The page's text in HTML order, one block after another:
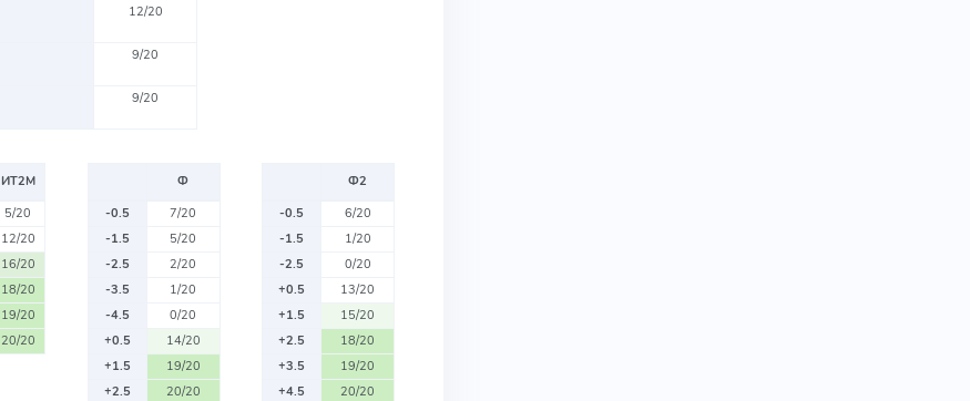
12/20
9/20
9/20
ИТ2М
5/20
12/20
16/20
18/20
19/20
20/20
Ф
-0.5
7/20
-1.5
5/20
-2.5
2/20
-3.5
1/20
-4.5
0/20
+0.5
14/20
+1.5
19/20
+2.5
20/20
Ф2
-0.5
6/20
-1.5
1/20
-2.5
0/20
+0.5
13/20
+1.5
15/20
+2.5
18/20
+3.5
19/20
+4.5
20/20